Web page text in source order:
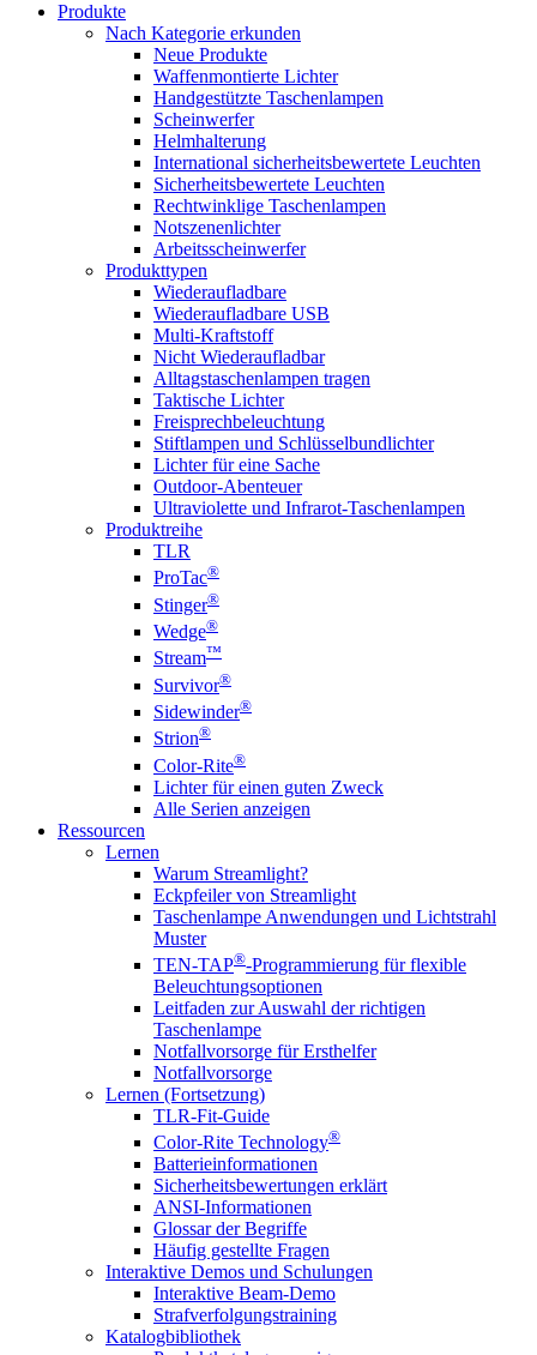
Produkte
Nach Kategorie erkunden
Neue Produkte
Waffenmontierte Lichter
Handgestützte Taschenlampen
Scheinwerfer
Helmhalterung
International sicherheitsbewertete Leuchten
Sicherheitsbewertete Leuchten
Rechtwinklige Taschenlampen
Notszenenlichter
Arbeitsscheinwerfer
Produkttypen
Wiederaufladbare
Wiederaufladbare USB
Multi-Kraftstoff
Nicht Wiederaufladbar
Alltagstaschenlampen tragen
Taktische Lichter
Freisprechbeleuchtung
Stiftlampen und Schlüsselbundlichter
Lichter für eine Sache
Outdoor-Abenteuer
Ultraviolette und Infrarot-Taschenlampen
Produktreihe
TLR
ProTac®
Stinger®
Wedge®
Stream™
Survivor®
Sidewinder®
Strion®
Color-Rite®
Lichter für einen guten Zweck
Alle Serien anzeigen
Ressourcen
Lernen
Warum Streamlight?
Eckpfeiler von Streamlight
Taschenlampe Anwendungen und Lichtstrahl
Muster
TEN-TAP®-Programmierung für flexible
Beleuchtungsoptionen
Leitfaden zur Auswahl der richtigen
Taschenlampe
Notfallvorsorge für Ersthelfer
Notfallvorsorge
Lernen (Fortsetzung)
TLR-Fit-Guide
Color-Rite Technology®
Batterieinformationen
Sicherheitsbewertungen erklärt
ANSI-Informationen
Glossar der Begriffe
Häufig gestellte Fragen
Interaktive Demos und Schulungen
Interaktive Beam-Demo
Strafverfolgungstraining
Katalogbibliothek